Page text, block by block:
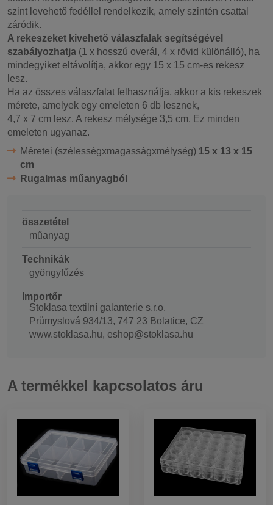
szint levehető fedéllel rendelkezik, amely szintén csattal
záródik.
A rekeszeket kivehető válaszfalak segítségével
szabályozhatja (1 x hosszú overál, 4 x rövid különálló), ha
mindegyiket eltávolítja, akkor egy 15 x 15 cm-es rekesz
lesz.
Ha az összes válaszfalat felhasználja, akkor a kis rekeszek
mérete, amelyek egy emeleten 6 db lesznek,
4,7 x 7 cm lesz. A rekesz mélysége 3,5 cm. Ez minden
emeleten ugyanaz.
Méretei (szélességxmagasságxmélység) 15 x 13 x 15
cm
Rugalmas műanyagból
összetétel
műanyag
Technikák
gyöngyfűzés
Importőr
Stoklasa textilní galanterie s.r.o.
Průmyslová 934/13, 747 23 Bolatice, CZ
www.stoklasa.hu, eshop@stoklasa.hu
A termékkel kapcsolatos áru